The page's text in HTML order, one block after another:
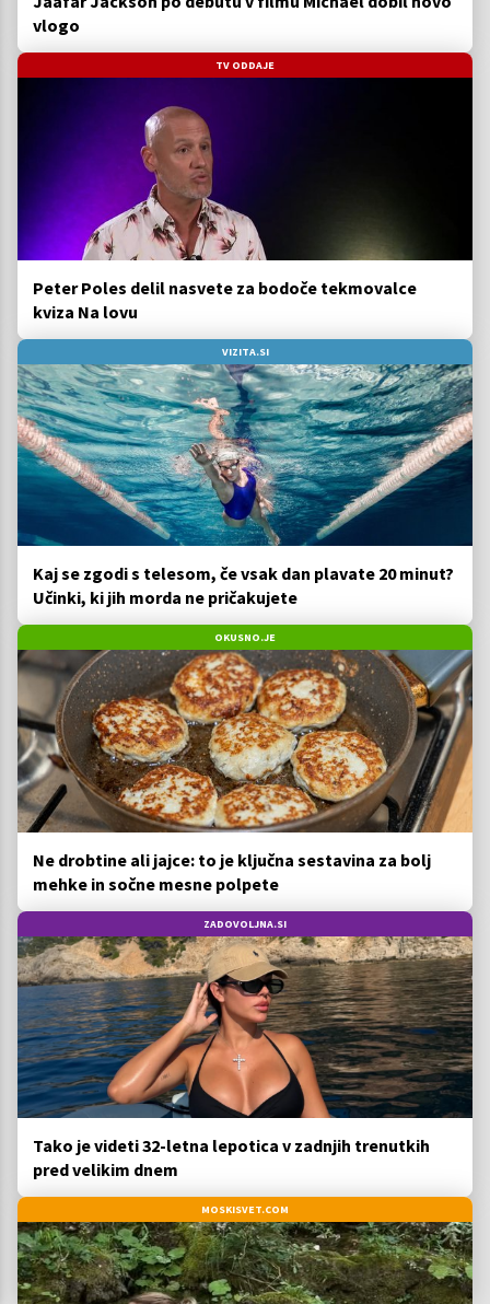
vlogo
TV ODDAJE
Peter Poles delil nasvete za bodoče tekmovalce
kviza Na lovu
VIZITA.SI
Kaj se zgodi s telesom, če vsak dan plavate 20 minut?
Učinki, ki jih morda ne pričakujete
OKUSNO.JE
Ne drobtine ali jajce: to je ključna sestavina za bolj
mehke in sočne mesne polpete
ZADOVOLJNA.SI
Tako je videti 32-letna lepotica v zadnjih trenutkih
pred velikim dnem
MOSKISVET.COM